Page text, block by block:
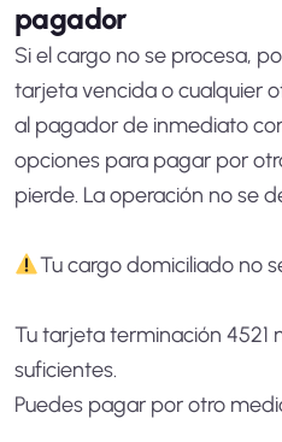
pagador
Si el cargo no se procesa,
tarjeta vencida o cualquier
al pagador de inmediato
opciones para pagar por
pierde. La operación no se
Tu cargo domiciliado no
Tu tarjeta terminación 4521
suficientes.
Puedes pagar por otro